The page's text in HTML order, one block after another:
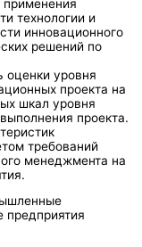
применения
технологии и
инновационного
решений по
оценки уровня
проекта на
шкал уровня
проекта.
требований
менеджмента на
предприятия